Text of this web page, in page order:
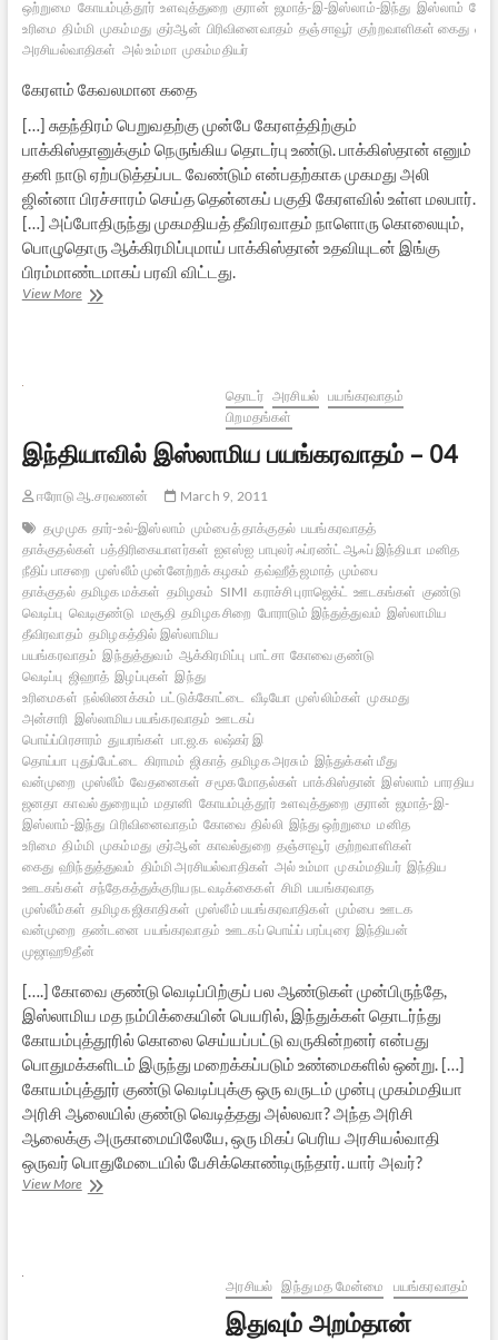
ஒற்றுமை கோயம்புத்தூர் உளவுத்துறை குரான் ஜமாத்-இ-இஸ்லாம்-இந்து இஸ்லாம்
உரிமை திம்மி முகம்மது குர்ஆன் பிரிவினைவாதம் தஞ்சாவூர் குற்றவாளிகள் கைது
அரசியல்வாதிகள் அல் உம்மா முகம்மதியர்
கேரளம் கேவலமான கதை
[…] சுதந்திரம் பெறுவதற்கு முன்பே கேரளத்திற்கும்
பாக்கிஸ்தானுக்கும் நெருங்கிய தொடர்பு உண்டு. பாக்கிஸ்தான் எனும்
தனி நாடு ஏற்படுத்தப்பட வேண்டும் என்பதற்காக முகமது அலி
ஜின்னா பிரச்சாரம் செய்த தென்னகப் பகுதி கேரளவில் உள்ள மலபார்.
[…] அப்போதிருந்து முகமதியத் தீவிரவாதம் நாளொரு கொலையும்,
பொழுதொரு ஆக்கிரமிப்புமாய் பாக்கிஸ்தான் உதவியுடன் இங்கு
பிரம்மாண்டமாகப் பரவி விட்டது.
View Moreஇந்தியாவில்
தொடர் அரசியல் பயங்கரவாதம்
பிறமதங்கள்
இந்தியாவில் இஸ்லாமிய பயங்கரவாதம் – 04
ஈரோடு ஆ.சரவணன்
March 9, 2011
தமுமுக தார்-உல்-இஸ்லாம் மும்பைத் தாக்குதல் பயங்கரவாதத்
தாக்குதல்கள் பத்திரிகையாளர்கள் ஐஎஸ்ஐ பாபுலர் ஃப்ரண்ட் ஆஃப் இந்தியா மனித
நீதிப் பாசறை முஸ்லீம் முன்னேற்றக் கழகம் தவ்ஹீத் ஜமாத் மும்பை
தாக்குதல் தமிழக மக்கள் தமிழகம் SIMI கராச்சி புராஜெக்ட் ஊடகங்கள் குண்டு
வெடிப்பு வெடிகுண்டு மசூதி தமிழக சிறை போராடும் இந்துத்துவம் இஸ்லாமிய
தீவிரவாதம் தமிழகத்தில் இஸ்லாமிய
பயங்கரவாதம் இந்துத்துவம் ஆக்கிரமிப்பு பாட்சா கோவை குண்டு
வெடிப்பு ஜிஹாத் இழப்புகள் இந்து
உரிமைகள் நல்லிணக்கம் பட்டுக்கோட்டை வீடியோ முஸ்லிம்கள் முகமது
அன்சாரி இஸ்லாமிய பயங்கரவாதம் ஊடகப்
பொய்ப்பிரசாரம் துயரங்கள் பா.ஜ.க லஷ்கர் இ
தொய்பா புதுப்பேட்டை கிராமம் ஜிகாத் தமிழக அரசும் இந்துக்கள் மீது
வன்முறை முஸ்லீம் வேதனைகள் சமூக மோதல்கள் பாக்கிஸ்தான் இஸ்லாம் பாரதிய
ஜனதா காவல் துறையும் மதானி கோயம்புத்தூர் உளவுத்துறை குரான் ஜமாத்-இ-
இஸ்லாம்-இந்து பிரிவினைவாதம் கோவை தில்லி இந்து ஒற்றுமை மனித
உரிமை திம்மி முகம்மது குர்ஆன் காவல்துறை தஞ்சாவூர் குற்றவாளிகள்
கைது ஹிந்துத்துவம் திம்மி அரசியல்வாதிகள் அல் உம்மா முகம்மதியர் இந்திய
ஊடகங்கள் சந்தேகத்துக்குரிய நடவடிக்கைகள் சிமி பயங்கரவாத
முஸ்லீம்கள் தமிழக ஜிகாதிகள் முஸ்லீம் பயங்கரவாதிகள் மும்பை ஊடக
வன்முறை தண்டனை பயங்கரவாதம் ஊடகப் பொய்ப் பரப்புரை இந்தியன்
முஜாஹூதீன்
[….] கோவை குண்டு வெடிப்பிற்குப் பல ஆண்டுகள் முன்பிருந்தே,
இஸ்லாமிய மத நம்பிக்கையின் பெயரில், இந்துக்கள் தொடர்ந்து
கோயம்புத்தூரில் கொலை செய்யப்பட்டு வருகின்றனர் என்பது
பொதுமக்களிடம் இருந்து மறைக்கப்படும் உண்மைகளில் ஒன்று. […]
கோயம்புத்தூர் குண்டு வெடிப்புக்கு ஒரு வருடம் முன்பு முகம்மதியா
அரிசி ஆலையில் குண்டு வெடித்தது அல்லவா? அந்த அரிசி
ஆலைக்கு அருகாமையிலேயே, ஒரு மிகப் பெரிய அரசியல்வாதி
ஒருவர் பொதுமேடையில் பேசிக்கொண்டிருந்தார். யார் அவர்?
View Moreஇந்தியாவில்
அரசியல் இந்து மத மேன்மை பயங்கரவாதம்
இதுவும் அறம்தான்